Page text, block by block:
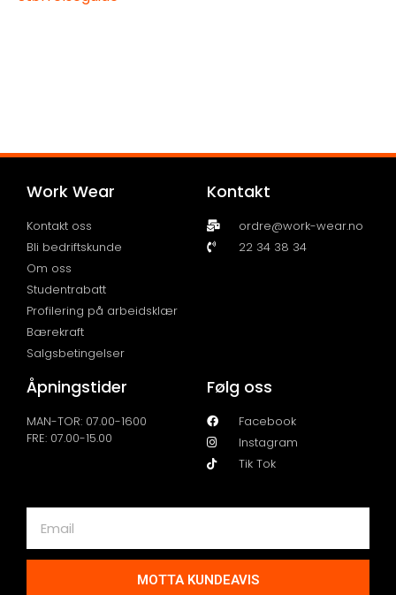
Work Wear
Kontakt oss
Bli bedriftskunde
Om oss
Studentrabatt
Profilering på arbeidsklær
Bærekraft
Salgsbetingelser
Kontakt
ordre@work-wear.no
22 34 38 34
Åpningstider
MAN-TOR: 07.00-1600
FRE: 07.00-15.00
Følg oss
Facebook
Instagram
Tik Tok
MOTTA KUNDEAVIS